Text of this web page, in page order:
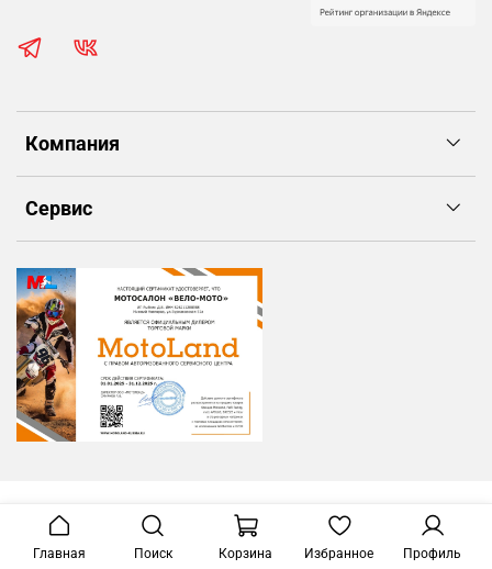
Компания
Сервис
Главная Поиск Корзина Избранное Профиль